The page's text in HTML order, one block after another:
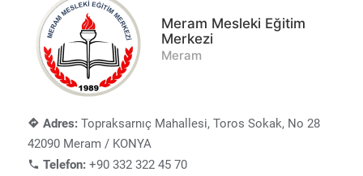
Meram Mesleki Eğitim
Merkezi
Meram
Adres: Topraksarnıç Mahallesi, Toros Sokak, No 28
42090 Meram / KONYA
Telefon: +90 332 322 45 70